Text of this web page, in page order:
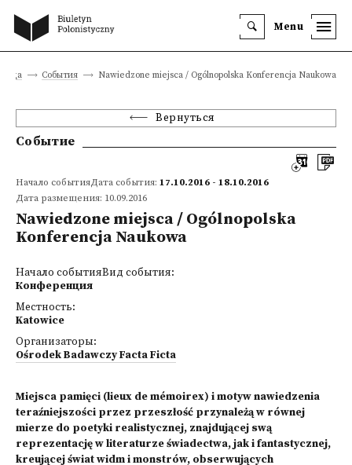
Menu
События Nawiedzone miejsca / Ogólnopolska Konferencja Naukowa
Вернуться
Событие
Начало событияДата события: 17.10.2016 - 18.10.2016
Дата размещения: 10.09.2016
Nawiedzone miejsca / Ogólnopolska
Konferencja Naukowa
Начало событияВид события:
Конференция
Местность:
Katowice
Организаторы:
Ośrodek Badawczy Facta Ficta
Miejsca pamięci (lieux de mémoirex) i motyw nawiedzenia
teraźniejszości przez przeszłość przynależą w równej
mierze do poetyki realistycznej, znajdującej swą
reprezentację w literaturze świadectwa, jak i fantastycznej,
kreującej świat widm i monstrów, obserwujących